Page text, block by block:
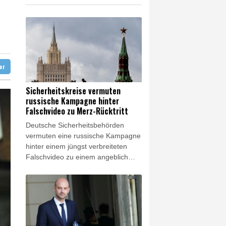
wegen Sabotage
Einmischung an
Sicherheitskreise vermuten
russische Kampagne hinter
Falschvideo zu Merz-Rücktritt
Deutsche Sicherheitsbehörden
vermuten eine russische Kampagne
hinter einem jüngst verbreiteten
Falschvideo zu einem angeblich
Kanzler Friedrich Merz (CDU).
"Urheber ist wahrscheinlich Storm
1516", hieß es am Freitag aus
Sicherheitskreisen gegenüber der
Nachrichtenagentur AFP. Das